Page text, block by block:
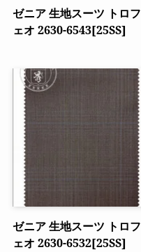
ゼニア 生地スーツ トロフ
ェオ 2630-6543[25SS]
ゼニア 生地スーツ トロフ
ェオ 2630-6532[25SS]